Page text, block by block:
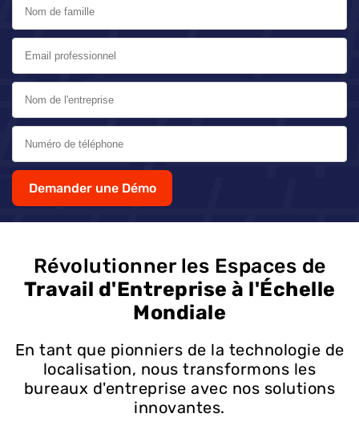
Demander une Démo
Révolutionner les Espaces de
Travail d'Entreprise à l'Échelle
Mondiale
En tant que pionniers de la technologie de
localisation, nous transformons les
bureaux d'entreprise avec nos solutions
innovantes.